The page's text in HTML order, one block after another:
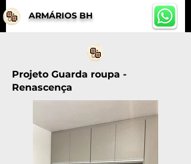
ARMÁRIOS BH
Projeto Guarda roupa -
Renascença